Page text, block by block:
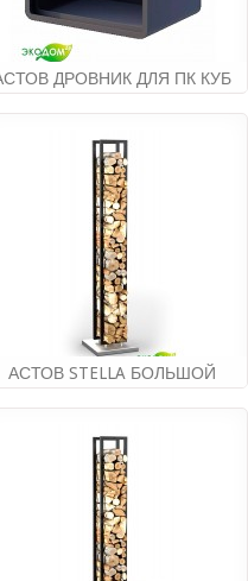
ДРОВНИК ДЛЯ ПК КУБ
42 900.00руб
АСТОВ STELLA БОЛЬШОЙ
(нерж.сталь)